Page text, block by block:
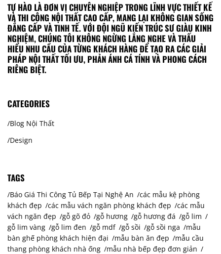
TỰ HÀO LÀ ĐƠN VỊ CHUYÊN NGHIỆP TRONG LĨNH VỰC THIẾT KẾ
VÀ THI CÔNG NỘI THẤT CAO CẤP, MANG LẠI KHÔNG GIAN SỐNG
ĐẲNG CẤP VÀ TINH TẾ. VỚI ĐỘI NGŨ KIẾN TRÚC SƯ GIÀU KINH
NGHIỆM, CHÚNG TÔI KHÔNG NGỪNG LẮNG NGHE VÀ THẤU
HIỂU NHU CẦU CỦA TỪNG KHÁCH HÀNG ĐỂ TẠO RA CÁC GIẢI
PHÁP NỘI THẤT TỐI ƯU, PHẢN ÁNH CÁ TÍNH VÀ PHONG CÁCH
RIÊNG BIỆT.
CATEGORIES
Blog Nội Thất
Design
TAGS
Báo Giá Thi Công Tủ Bếp Tại Nghệ An
các mẫu kệ phòng
khách đẹp
các mẫu vách ngăn phòng khách đẹp
các mẫu
vách ngăn đẹp
gỗ gõ đỏ gỗ hương gỗ hương đá
gỗ lim
gỗ lim vàng
gỗ lim đen gỗ mdf gỗ sồi gỗ sồi nga
mẫu
bàn ghế phòng khách hiện đại
mẫu bàn ăn đẹp
mẫu cầu
thang phòng khách nhà ống
mẫu nhà bếp đẹp đơn giản